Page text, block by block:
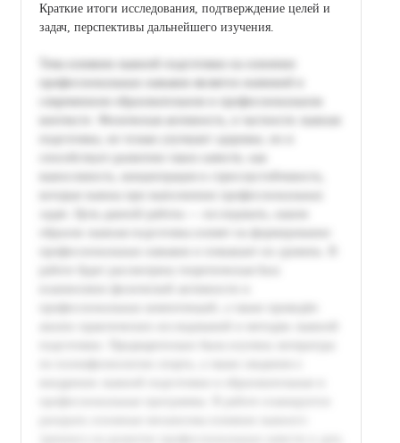
Краткие итоги исследования, подтверждение целей и
задач, перспективы дальнейшего изучения.